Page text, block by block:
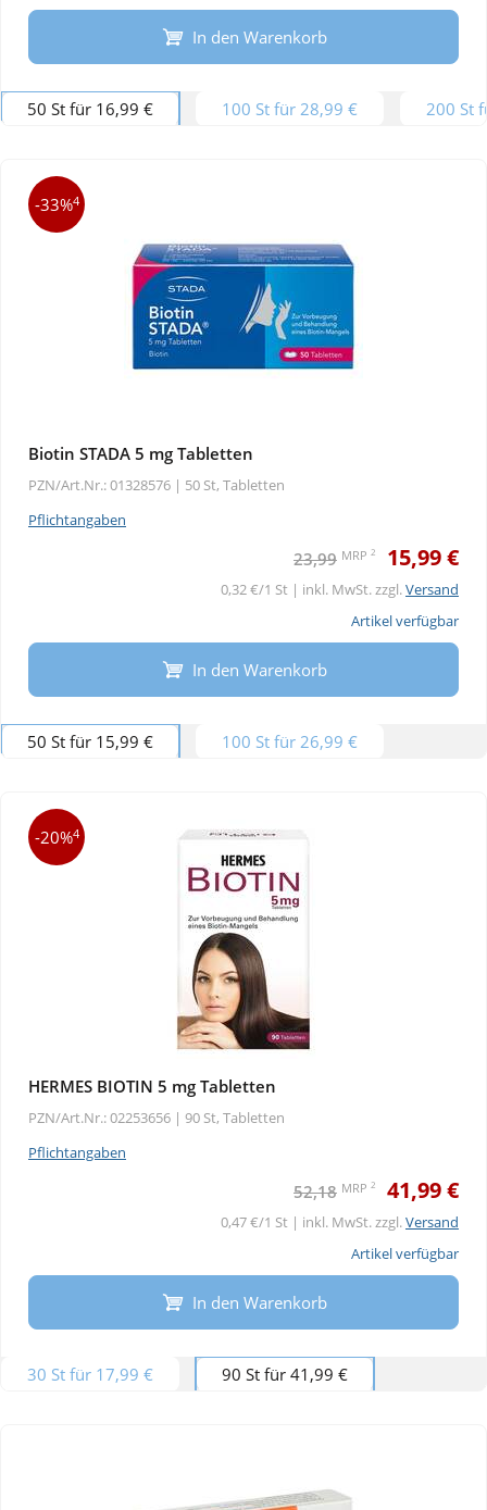
In den Warenkorb
50 St für 16,99 € 100 St für 28,99 € 200 St
-33%4
Biotin STADA 5 mg Tabletten
PZN/Art.Nr.: 01328576 | 50 St, Tabletten
Pflichtangaben
23,99 MRP 2 15,99 €
0,32 €/1 St | inkl. MwSt. zzgl.Versand
Artikel verfügbar
In den Warenkorb
50 St für 15,99 € 100 St für 26,99 €
-20%4
HERMES BIOTIN 5 mg Tabletten
PZN/Art.Nr.: 02253656 | 90 St, Tabletten
Pflichtangaben
52,18 MRP 2 41,99 €
0,47 €/1 St | inkl. MwSt. zzgl.Versand
Artikel verfügbar
In den Warenkorb
30 St für 17,99 € 90 St für 41,99 €